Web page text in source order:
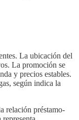
La ubicación del
La promoción se
y precios estables.
según indica la
relación préstamo-